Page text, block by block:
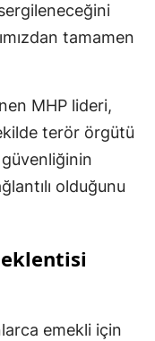
tamamen
MHP lideri,
terör örgütü
güvenliğinin
olduğunu
emekli için